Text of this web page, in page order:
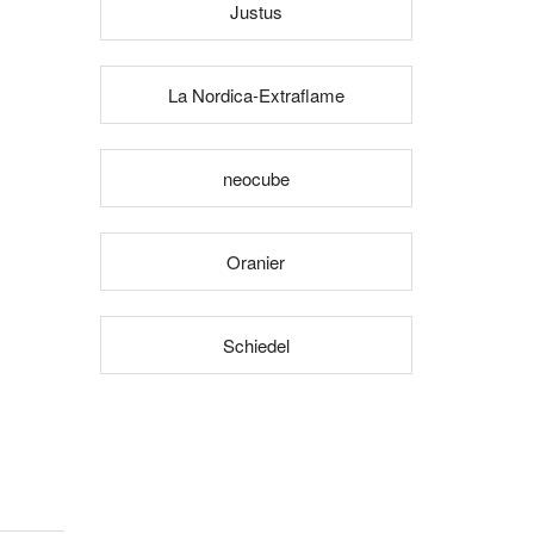
Justus
La Nordica-Extraflame
neocube
Oranier
Schiedel